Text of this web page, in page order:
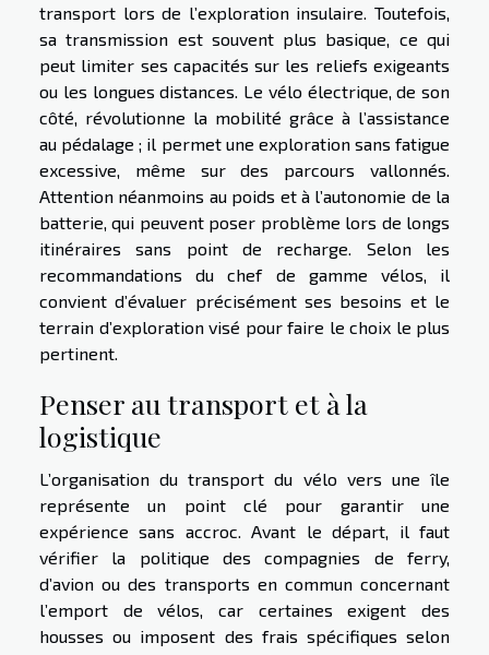
transport lors de l’exploration insulaire. Toutefois,
sa transmission est souvent plus basique, ce qui
peut limiter ses capacités sur les reliefs exigeants
ou les longues distances. Le vélo électrique, de son
côté, révolutionne la mobilité grâce à l’assistance
au pédalage ; il permet une exploration sans fatigue
excessive, même sur des parcours vallonnés.
Attention néanmoins au poids et à l’autonomie de la
batterie, qui peuvent poser problème lors de longs
itinéraires sans point de recharge. Selon les
recommandations du chef de gamme vélos, il
convient d’évaluer précisément ses besoins et le
terrain d’exploration visé pour faire le choix le plus
pertinent.
Penser au transport et à la
logistique
L’organisation du transport du vélo vers une île
représente un point clé pour garantir une
expérience sans accroc. Avant le départ, il faut
vérifier la politique des compagnies de ferry,
d’avion ou des transports en commun concernant
l’emport de vélos, car certaines exigent des
housses ou imposent des frais spécifiques selon